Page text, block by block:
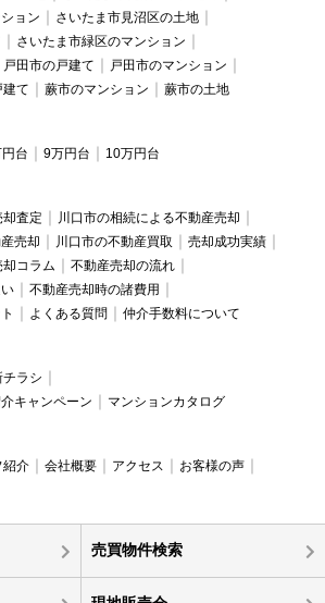
ョン
さいたま市見沼区の土地
さいたま市緑区のマンション
戸田市の戸建て
戸田市のマンション
て 蕨市のマンション 蕨市の土地
台 9万円台 10万円台
却査定
川口市の相続による不動産売却
売却
川口市の不動産買取
売却成功実績
コラム
不動産売却の流れ
不動産売却時の諸費用
よくある質問 仲介手数料について
ラシ
キャンペーン
マンションカタログ
紹介 会社概要 アクセス
お客様の声
売買物件検索